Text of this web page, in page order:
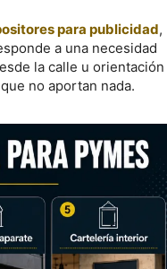
para publicidad,
a una necesidad
la calle u orientación
no aportan nada.